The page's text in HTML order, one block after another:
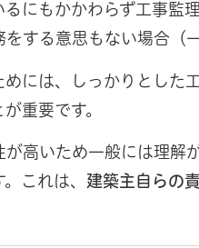
にもかかわらず工事監
する意思もない場合（
めには、しっかりとした
が重要です。
高いため一般には理解
。これは、 建築主自らの